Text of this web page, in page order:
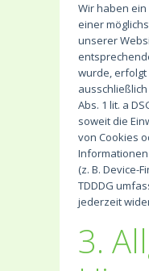
Wir haben
einer
unserer
wurde,
Abs. 1 lit. a
soweit die
von Cookies
(z. B. Device-
TDDDG
jederzeit
3.